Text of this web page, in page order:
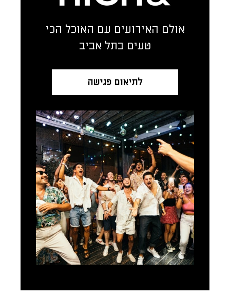
אולם האירועים עם האוכל הכי
טעים בתל אביב
לתיאום פגישה